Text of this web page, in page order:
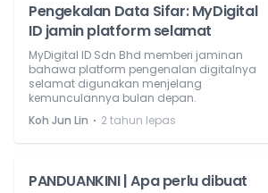
Pengekalan Data Sifar: MyDigital
ID jamin platform selamat
MyDigital ID Sdn Bhd memberi jaminan
bahawa platform pengenalan digitalnya
selamat digunakan menjelang
kemunculannya bulan depan.
Koh Jun Lin ⋅ 2 tahun lepas
PANDUANKINI | Apa perlu dibuat